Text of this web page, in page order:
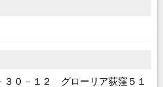
３０－１２ グローリア荻窪５１